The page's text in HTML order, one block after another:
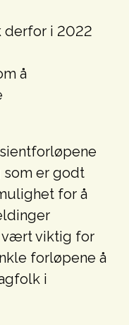
derfor i 2022
å
som er godt
for å
vært viktig for
forløpene å
i